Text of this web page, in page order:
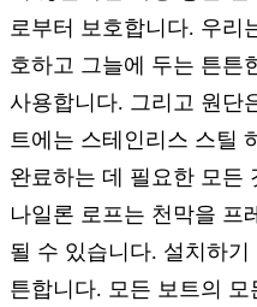
로부터 보호합니다. 우리
호하고 그늘에 두는 튼튼
사용합니다. 그리고 원단
트에는 스테인리스 스틸
완료하는 데 필요한 모든
나일론 로프는 천막을 프
될 수 있습니다. 설치하
튼합니다. 모든 보트의 모